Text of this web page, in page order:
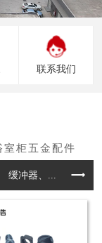
联系我们
缓冲器、... 拉手